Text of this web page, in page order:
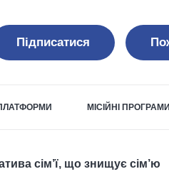
Підписатися
ПЛАТФОРМИ МІСІЙНІ ПРОГРАМИ
сім’ї, що знищує сім’ю